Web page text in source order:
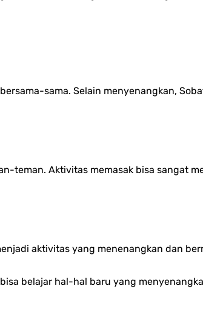
sama. Selain menyenangkan,
teman. Aktivitas memasak bisa sangat
aktivitas yang menenangkan dan
belajar hal-hal baru yang